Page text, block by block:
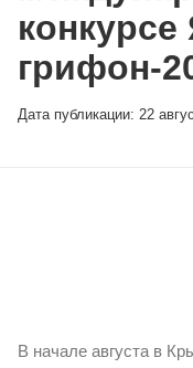
грифон-
Дата публикации: 22
В начале августа в